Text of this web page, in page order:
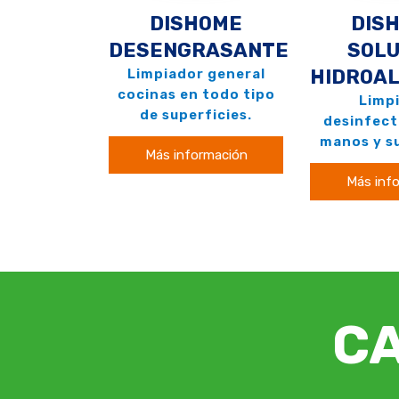
DISHOME
DESENGRASANTE
Limpiador general
cocinas en todo tipo
de superficies.
Más información
manos y
Más